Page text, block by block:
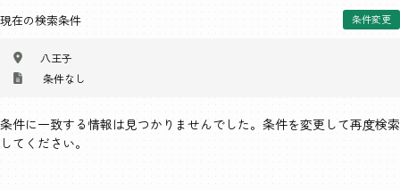
現在の検索条件 条件変更
八王子
条件なし
条件に一致する情報は見つかりませんでした。条件を変更して再度検索
してください。